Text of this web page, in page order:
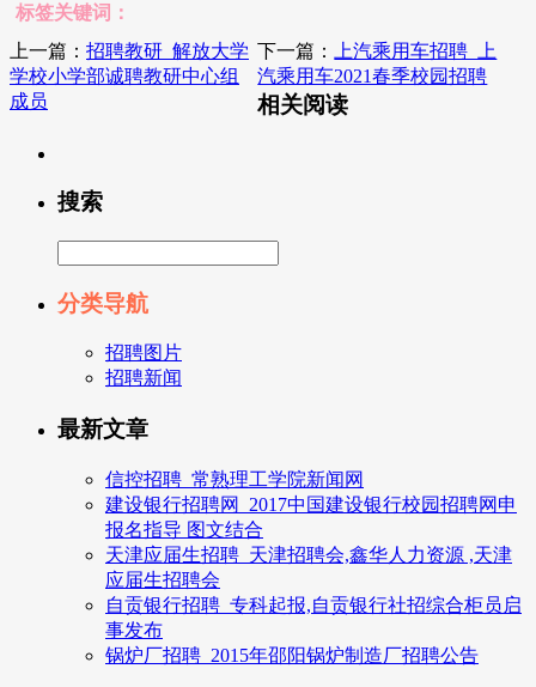
标签关键词：
上一篇： 招聘教研_解放大学
学校小学部诚聘教研中心组
成员
下一篇：
上汽乘用车招聘_上
汽乘用车2021春季校园招聘
相关阅读
搜索
分类导航
招聘图片
招聘新闻
最新文章
信控招聘_常熟理工学院新闻网
建设银行招聘网_2017中国建设银行校园招聘网申
报名指导 图文结合
天津应届生招聘_天津招聘会,鑫华人力资源 ,天津
应届生招聘会
自贡银行招聘_专科起报,自贡银行社招综合柜员启
事发布
锅炉厂招聘_2015年邵阳锅炉制造厂招聘公告